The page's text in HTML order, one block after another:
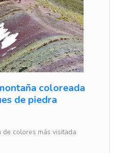
coloreada
de piedra
colores más visitada